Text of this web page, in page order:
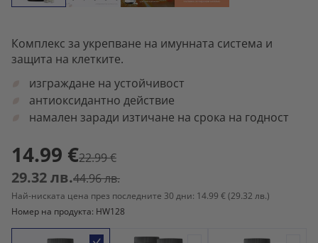
Комплекс за укрепване на имунната система и
защита на клетките.
изграждане на устойчивост
антиоксидантно действие
намален заради изтичане на срока на годност
14.99 €22.99 €
29.32 лв.44.96 лв.
Най-ниската цена през последните 30 дни: 14.99 €(29.32 лв.)
Номер на продукта: HW128